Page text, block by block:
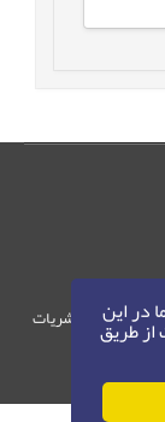
این
طریق
مدیریت نشریات